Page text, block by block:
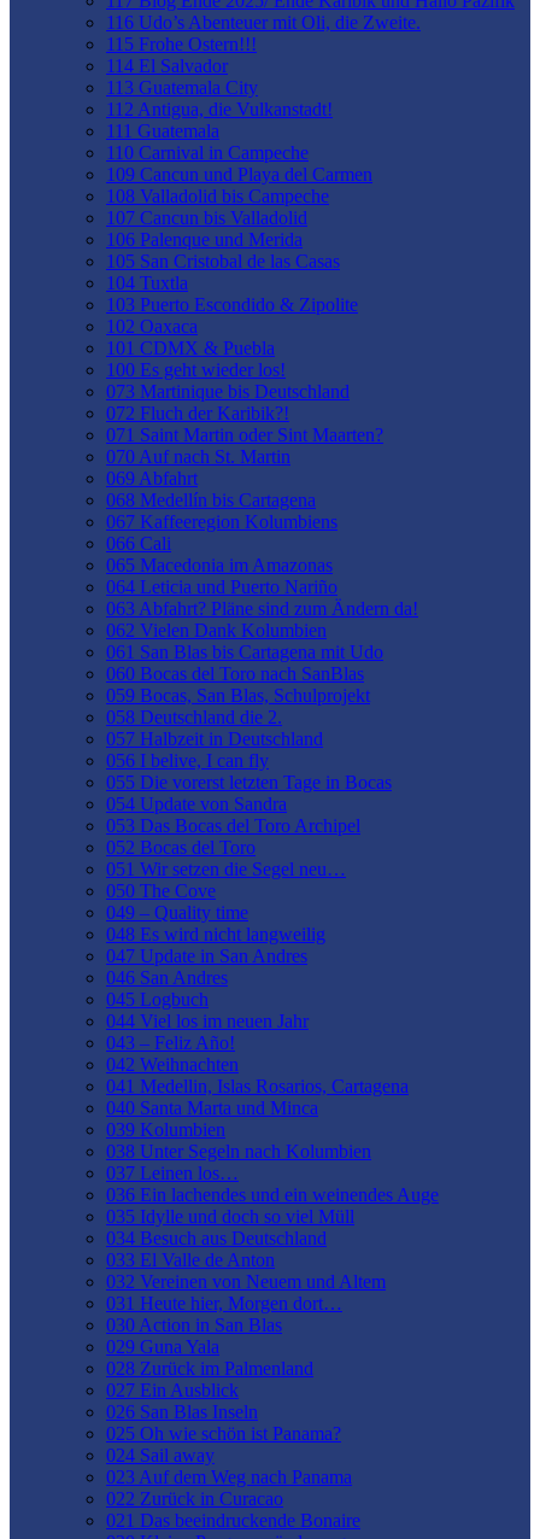
116 Udo’s Abenteuer mit Oli, die Zweite.
115 Frohe Ostern!!!
114 El Salvador
113 Guatemala City
112 Antigua, die Vulkanstadt!
111 Guatemala
110 Carnival in Campeche
109 Cancun und Playa del Carmen
108 Valladolid bis Campeche
107 Cancun bis Valladolid
106 Palenque und Merida
105 San Cristobal de las Casas
104 Tuxtla
103 Puerto Escondido & Zipolite
102 Oaxaca
101 CDMX & Puebla
100 Es geht wieder los!
073 Martinique bis Deutschland
072 Fluch der Karibik?!
071 Saint Martin oder Sint Maarten?
070 Auf nach St. Martin
069 Abfahrt
068 Medellín bis Cartagena
067 Kaffeeregion Kolumbiens
066 Cali
065 Macedonia im Amazonas
064 Leticia und Puerto Nariño
063 Abfahrt? Pläne sind zum Ändern da!
062 Vielen Dank Kolumbien
061 San Blas bis Cartagena mit Udo
060 Bocas del Toro nach SanBlas
059 Bocas, San Blas, Schulprojekt
058 Deutschland die 2.
057 Halbzeit in Deutschland
056 I belive, I can fly
055 Die vorerst letzten Tage in Bocas
054 Update von Sandra
053 Das Bocas del Toro Archipel
052 Bocas del Toro
051 Wir setzen die Segel neu…
050 The Cove
049 – Quality time
048 Es wird nicht langweilig
047 Update in San Andres
046 San Andres
045 Logbuch
044 Viel los im neuen Jahr
043 – Feliz Año!
042 Weihnachten
041 Medellin, Islas Rosarios, Cartagena
040 Santa Marta und Minca
039 Kolumbien
038 Unter Segeln nach Kolumbien
037 Leinen los…
036 Ein lachendes und ein weinendes Auge
035 Idylle und doch so viel Müll
034 Besuch aus Deutschland
033 El Valle de Anton
032 Vereinen von Neuem und Altem
031 Heute hier, Morgen dort…
030 Action in San Blas
029 Guna Yala
028 Zurück im Palmenland
027 Ein Ausblick
026 San Blas Inseln
025 Oh wie schön ist Panama?
024 Sail away
023 Auf dem Weg nach Panama
022 Zurück in Curacao
021 Das beeindruckende Bonaire